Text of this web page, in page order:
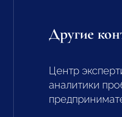
Другие
Центр
аналитики